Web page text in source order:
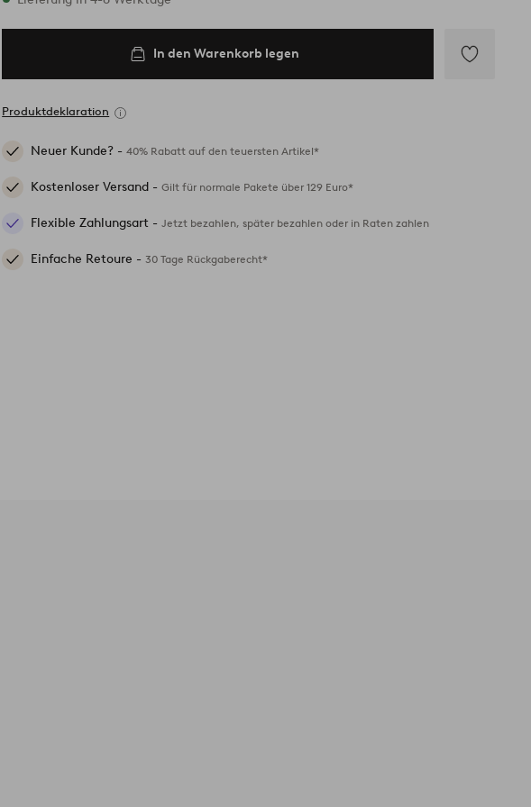
In den Warenkorb legen
Produktdeklaration
Neuer Kunde? -40% Rabatt auf den teuersten Artikel*
Kostenloser Versand -Gilt für normale Pakete über 129 Euro*
Flexible Zahlungsart -Jetzt bezahlen, später bezahlen oder in Raten zahlen
Einfache Retoure -30 Tage Rückgaberecht*